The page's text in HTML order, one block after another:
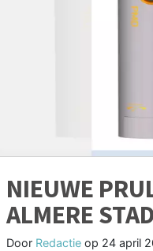
NIEUWE
ALMERE
Door Redactie op 24 april